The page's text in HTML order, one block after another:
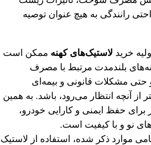
رانندگی به هیچ عنوان توصیه
خرید لاستیک‌های کهنه ممکن است
بلندمدت مرتبط با مصرف
مشکلات قانونی و بیمه‌ای
از آنچه انتظار می‌رود، باشد. به همین
برای حفظ ایمنی و کارایی خودرو،
نو و با کیفیت است.
موارد ذکر شده، استفاده از لاستیک